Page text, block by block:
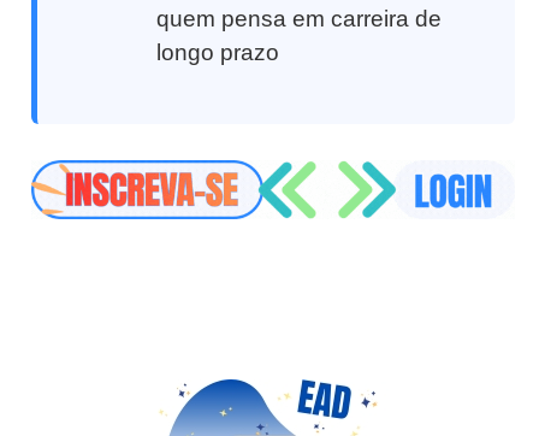
quem pensa em carreira de
longo prazo